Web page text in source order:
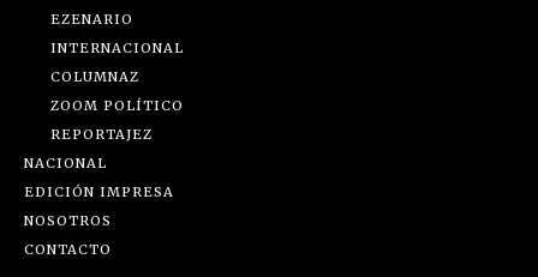
EZENARIO
INTERNACIONAL
COLUMNAZ
ZOOM POLÍTICO
REPORTAJEZ
NACIONAL
EDICIÓN IMPRESA
NOSOTROS
CONTACTO